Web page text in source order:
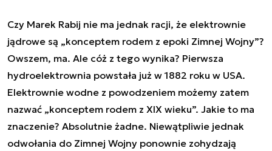
Czy Marek Rabij nie ma jednak racji, że elektrownie
jądrowe są „konceptem rodem z epoki Zimnej Wojny”?
Owszem, ma. Ale cóż z tego wynika? Pierwsza
hydroelektrownia powstała już w 1882 roku w USA.
Elektrownie wodne z powodzeniem możemy zatem
nazwać „konceptem rodem z XIX wieku”. Jakie to ma
znaczenie? Absolutnie żadne. Niewątpliwie jednak
odwołania do Zimnej Wojny ponownie zohydzają